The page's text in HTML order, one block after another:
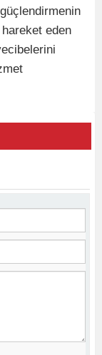
eden